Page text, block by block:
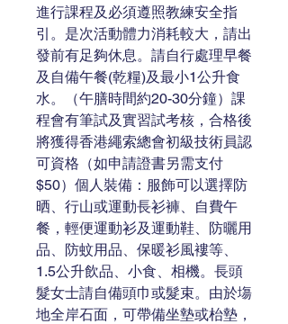
進行課程及必須遵照教練安全指
引。是次活動體力消耗較大，請出
發前有足夠休息。請自行處理早餐
及自備午餐(乾糧)及最小1公升食
水。（午膳時間約20-30分鐘）課
程會有筆試及實習試考核，合格後
將獲得香港繩索總會初級技術員認
可資格（如申請證書另需支付
$50）個人裝備：服飾可以選擇防
晒、行山或運動長衫褲、自費午
餐，輕便運動衫及運動鞋、防曬用
品、防蚊用品、保暖衫風褸等、
1.5公升飲品、小食、相機。長頭
髮女士請自備頭巾或髮束。由於塲
地全岸石面，可帶備坐墊或枱墊，